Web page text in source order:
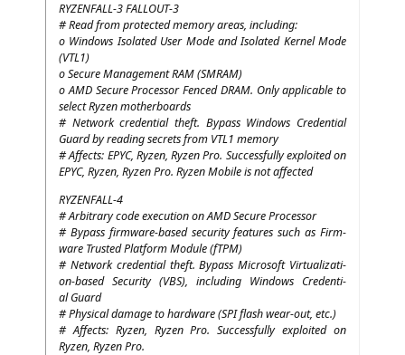
RYZENFALL‑3FALLOUT‑3
# Read from pro­tec­ted memo­ry are­as, including:
o Win­dows Iso­la­ted User Mode and Iso­la­ted Ker­nel Mode
(VTL1)
o Secu­re Manage­mentRAM(SMRAM)
oAMDSecu­re Pro­ces­sor Fen­cedDRAM. Only appli­ca­ble to
sel­ect Ryzen motherboards
# Net­work cre­den­ti­al theft. Bypass Win­dows Cre­den­ti­al
Guard by rea­ding secrets from VTL1 memory
# Affects: EPYC, Ryzen, Ryzen Pro. Suc­cessful­ly exploi­ted on
EPYC, Ryzen, Ryzen Pro. Ryzen Mobi­le is not affected
RYZENFALL‑4
# Arbi­tra­ry code exe­cu­ti­on onAMDSecu­re Processor
# Bypass firm­ware-based secu­ri­ty fea­tures such as Firm­
ware Trus­ted Plat­form Modu­le (fTPM)
# Net­work cre­den­ti­al theft. Bypass Micro­soft Vir­tua­liza­ti­
on-based Secu­ri­ty (VBS), inclu­ding Win­dows Cre­den­ti­
al Guard
# Phy­si­cal dama­ge to hard­ware (SPIflash wear-out, etc.)
# Affects: Ryzen, Ryzen Pro. Suc­cessful­ly exploi­ted on
Ryzen, Ryzen Pro.